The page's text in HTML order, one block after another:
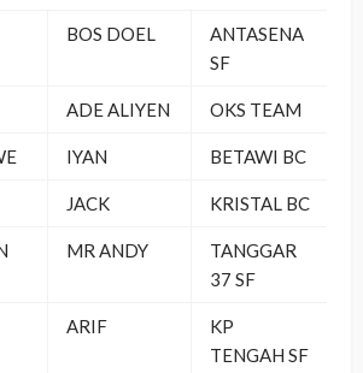
BOS DOEL
ANTASENA
SF
ADE ALIYEN OKS TEAM
IYAN BETAWI BC
JACK KRISTAL BC
MR ANDY
TANGGAR
37 SF
ARIF
KP
TENGAH SF